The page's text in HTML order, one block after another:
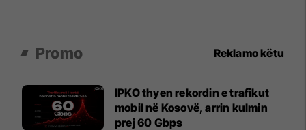
Promo Reklamo këtu
IPKO thyen rekordin e trafikut
mobil në Kosovë, arrin kulmin
prej 60 Gbps